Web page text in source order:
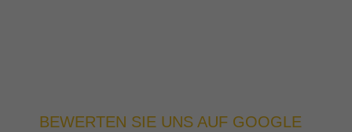
BEWERTEN SIE UNS AUF GOOGLE